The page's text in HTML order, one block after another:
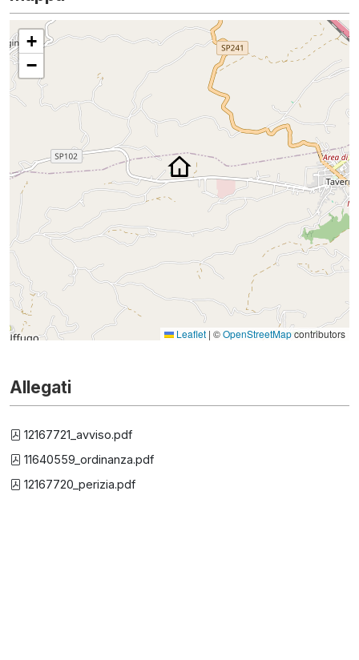
+
−
Leaflet | ©OpenStreetMapcontributors
Allegati
12167721_avviso.pdf
11640559_ordinanza.pdf
12167720_perizia.pdf